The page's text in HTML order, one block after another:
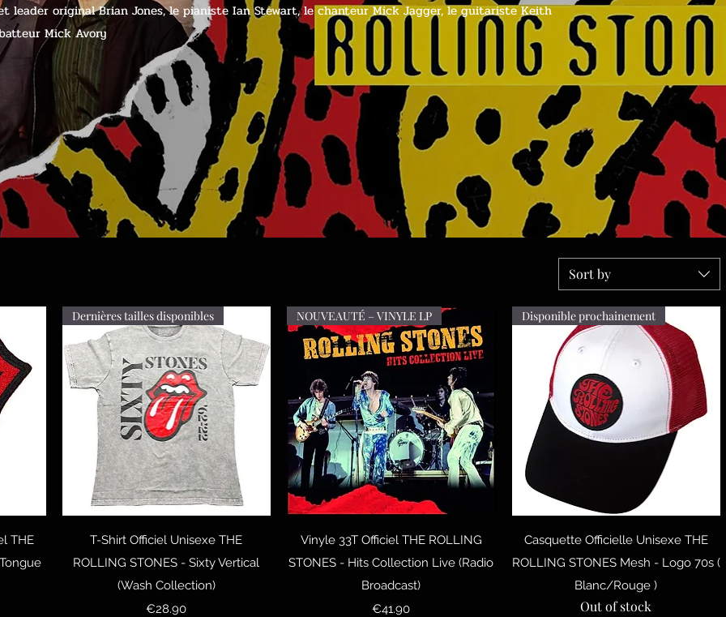
leader original Brian Jones, le pianiste Ian Stewart, le chanteur Mick Jagger, le guitariste Keith
Mick Avory
Sort by
THE
Quick View
Dernières tailles disponibles
T-Shirt Officiel Unisexe THE
ROLLING STONES - Sixty Vertical
(Wash Collection)
Price
€28.90
Quick View
NOUVEAUTÉ – VINYLE LP
Vinyle 33T Officiel THE ROLLING
STONES - Hits Collection Live (Radio
Broadcast)
Price
€41.90
Quick View
Disponible prochainement
Casquette Officielle Unisexe THE
ROLLING STONES Mesh - Logo 70s (
Blanc/Rouge )
Out of stock